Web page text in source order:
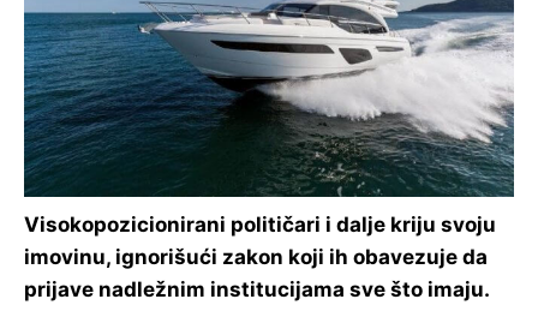
Visokopozicionirani političari i dalje kriju svoju
imovinu, ignorišući zakon koji ih obavezuje da
prijave nadležnim institucijama sve što imaju.